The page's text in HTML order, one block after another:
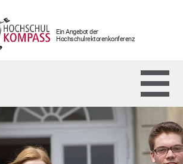
Ein Angebot der
Hochschulrektorenkonferenz